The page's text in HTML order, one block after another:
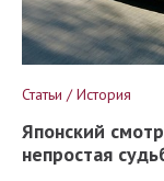
Статьи / История
Японский
непростая